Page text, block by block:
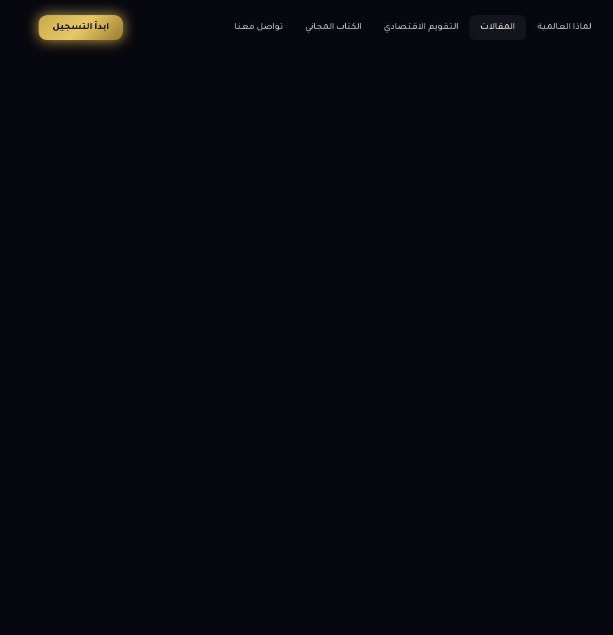
لماذا العالمية المقالات التقويم الاقتصادي الكتاب المجاني تواصل معنا ابدأ التسجيل